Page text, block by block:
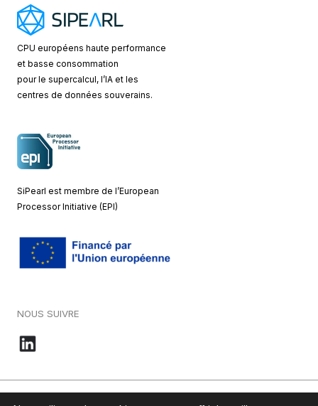
CPU européens haute performance
et basse consommation
pour le supercalcul, l’IA et les
centres de données souverains.
SiPearl est membre de l’European
Processor Initiative (EPI)
NOUS SUIVRE